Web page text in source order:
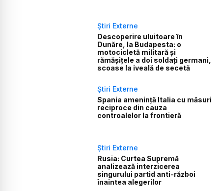
Știri Externe
Descoperire uluitoare în
Dunăre, la Budapesta: o
motocicletă militară și
rămășițele a doi soldați germani,
scoase la iveală de secetă
Știri Externe
Spania amenință Italia cu măsuri
reciproce din cauza
controalelor la frontieră
Știri Externe
Rusia: Curtea Supremă
analizează interzicerea
singurului partid anti-război
înaintea alegerilor